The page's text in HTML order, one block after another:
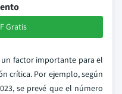
Gratis
factor importante para el
crítica. Por ejemplo, según
se prevé que el número